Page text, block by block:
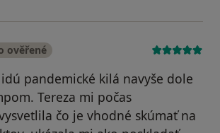
ověřené
idú pandemické kilá navyše dole
Tereza mi počas
čo je vhodné skúmať na